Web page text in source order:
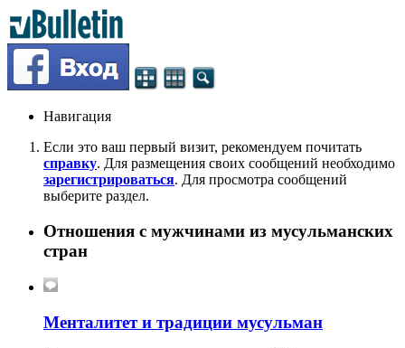
Навигация
Если это ваш первый визит, рекомендуем почитать
справку. Для размещения своих сообщений необходимо
зарегистрироваться. Для просмотра сообщений
выберите раздел.
Отношения с мужчинами из мусульманских
стран
Менталитет и традиции мусульман